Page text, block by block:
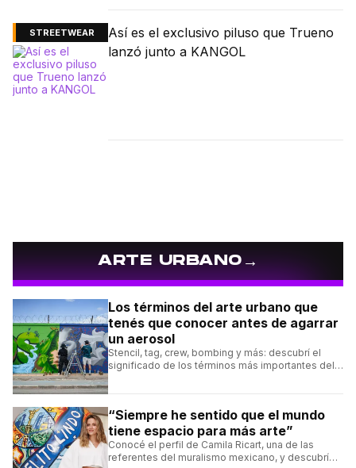
STREETWEAR
Así es el exclusivo piluso que Trueno
lanzó junto a KANGOL
ARTE URBANO→
Los términos del arte urbano que
tenés que conocer antes de agarrar
un aerosol
Stencil, tag, crew, bombing y más: descubrí el
significado de los términos más importantes del
“Siempre he sentido que el mundo
tiene espacio para más arte”
Conocé el perfil de Camila Ricart, una de las
referentes del muralismo mexicano, y descubrí